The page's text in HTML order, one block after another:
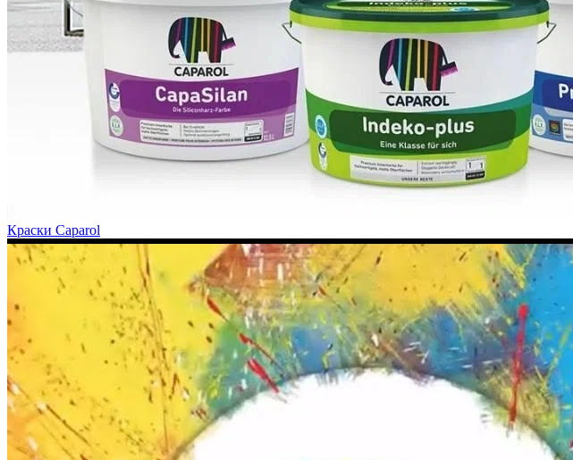
Краски Caparol